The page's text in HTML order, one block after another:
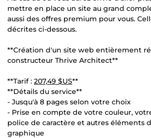
mettre en place un site au grand
aussi des offres premium pour vous.
décrites ci-dessous.
**Création d'un site web entièrement
constructeur Thrive Architect**
**Tarif : 207,49 $US**
**Détails du service**
- Jusqu'à 8 pages selon votre choix
- Prise en compte de votre couleur,
police de caractère et autres éléments
graphique